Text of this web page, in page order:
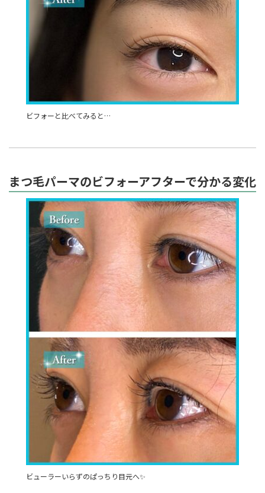
ビフォーと比べてみると…
まつ毛パーマのビフォーアフターで分かる変化
ビューラーいらずのぱっちり目元へ✨